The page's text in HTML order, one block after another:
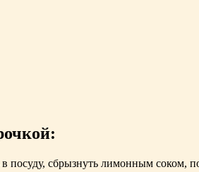
сбрызнуть лимонным соком,